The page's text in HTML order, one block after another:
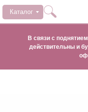
Каталог
В связи с
действительны и